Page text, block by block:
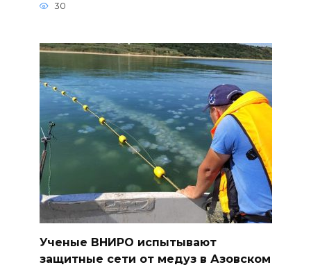
30
Ученые ВНИРО испытывают
защитные сети от медуз в Азовском